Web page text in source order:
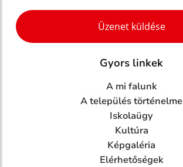
Google reCaptcha Response
Üzenet küldése
Gyors linkek
A mi falunk
A település történelme
Iskolaügy
Kultúra
Képgaléria
Elérhetőségek